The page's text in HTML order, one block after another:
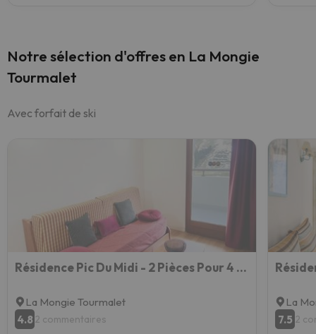
Notre sélection d'offres en La Mongie
Tourmalet
Avec forfait de ski
Résidence Pic Du Midi - 2 Pièces Pour 4 Personnes 594
La Mongie Tourmalet
4.8 2 commentaires
La
7.5 2